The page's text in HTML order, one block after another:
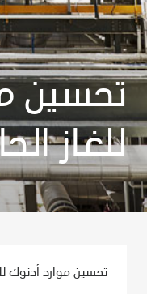
تحسين
للغاز
تحسين موارد أدنوك